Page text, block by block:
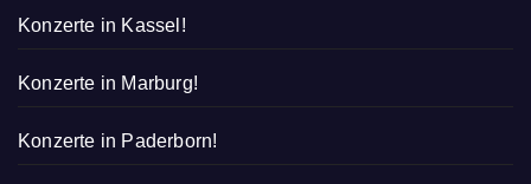
Konzerte in Kassel!
Konzerte in Marburg!
Konzerte in Paderborn!